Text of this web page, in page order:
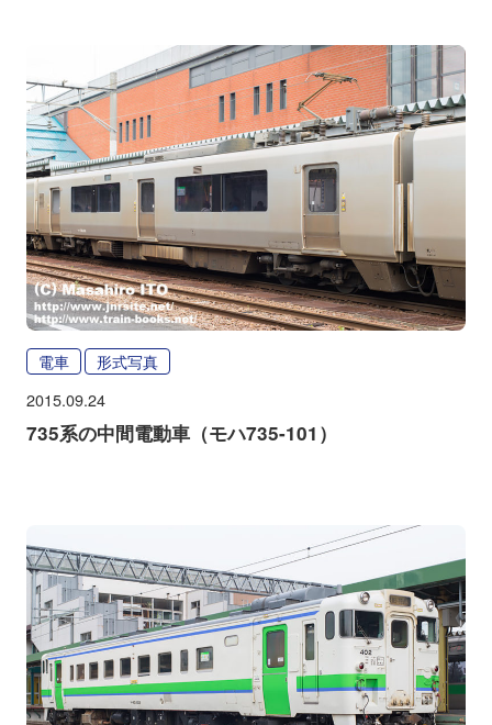
電車 形式写真
2015.09.24
735系の中間電動車（モハ735-101）